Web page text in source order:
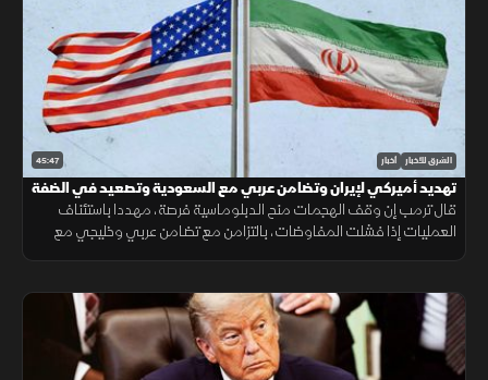
45:47 الشرق للأخبار أخبار
تهديد أميركي لإيران وتضامن عربي مع السعودية وتصعيد في الضفة
قال ترمب إن وقف الهجمات منح الدبلوماسية فرصة، مهددا باستئناف
العمليات إذا فشلت المفاوضات، بالتزامن مع تضامن عربي وخليجي مع